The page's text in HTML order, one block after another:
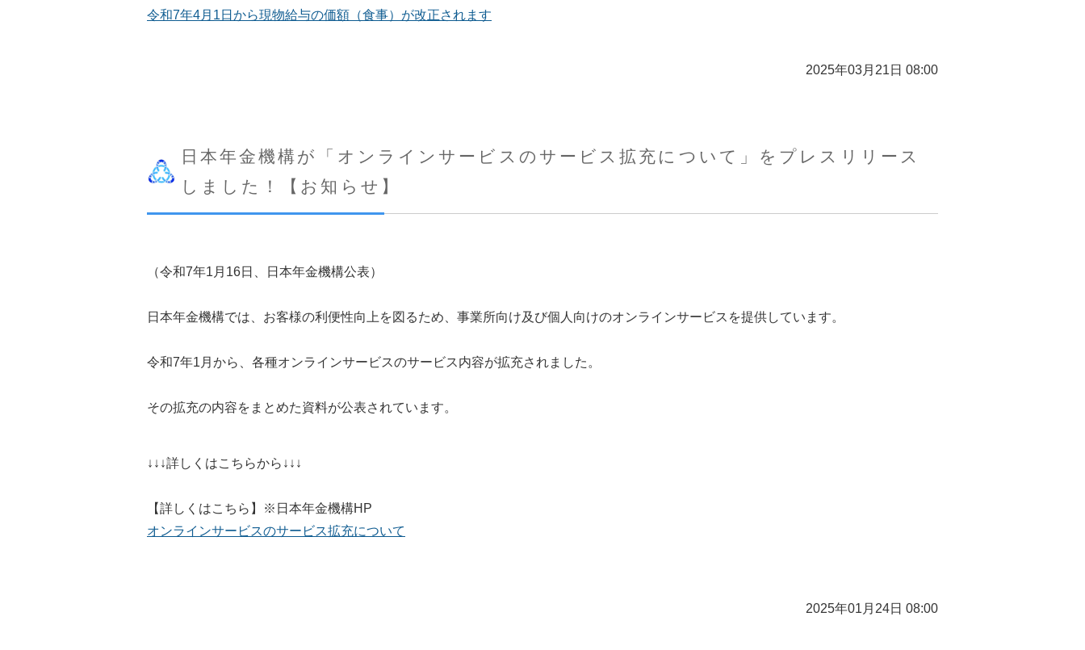
令和7年4月1日から現物給与の価額（食事）が改正されます
2025年03月21日 08:00
日本年金機構が「オンラインサービスのサービス拡充について」をプレスリリース
しました！【お知らせ】
（令和7年1月16日、日本年金機構公表）
日本年金機構では、お客様の利便性向上を図るため、事業所向け及び個人向けのオンラインサービスを提供しています。
令和7年1月から、各種オンラインサービスのサービス内容が拡充されました。
その拡充の内容をまとめた資料が公表されています。
↓↓↓詳しくはこちらから↓↓↓
【詳しくはこちら】※日本年金機構HP
オンラインサービスのサービス拡充について
2025年01月24日 08:00